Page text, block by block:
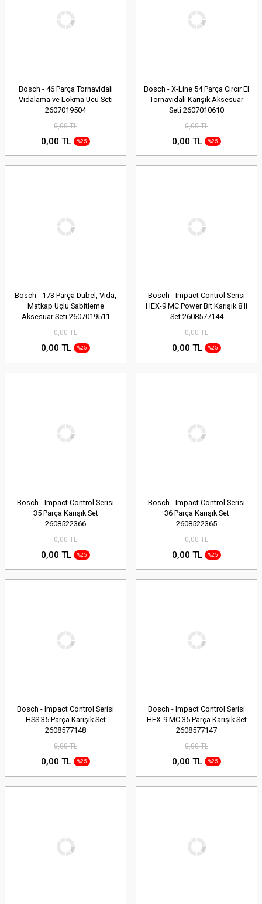
Bosch - 46 Parça Tornavidalı
Vidalama ve Lokma Ucu Seti
2607019504
0,00 TL
0,00 TL %25
Bosch - X-Line 54 Parça Cırcır El
Tornavidalı Karışık Aksesuar
Seti 2607010610
0,00 TL
0,00 TL %25
Bosch - 173 Parça Dübel, Vida,
Matkap Uçlu Sabitleme
Aksesuar Seti 2607019511
0,00 TL
0,00 TL %25
Bosch - Impact Control Serisi
HEX-9 MC Power Bit Karışık 8'li
Set 2608577144
0,00 TL
0,00 TL %25
Bosch - Impact Control Serisi
35 Parça Karışık Set
2608522366
0,00 TL
0,00 TL %25
Bosch - Impact Control Serisi
36 Parça Karışık Set
2608522365
0,00 TL
0,00 TL %25
Bosch - Impact Control Serisi
HSS 35 Parça Karışık Set
2608577148
0,00 TL
0,00 TL %25
Bosch - Impact Control Serisi
HEX-9 MC 35 Parça Karışık Set
2608577147
0,00 TL
0,00 TL %25